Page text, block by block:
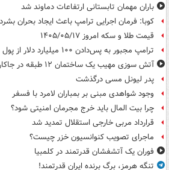
باران مهمان تابستانی ارتفاعات دماوند شد
کوبا: فرمان اجرایی ترامپ باعث ایجاد بحران
قیمت طلا و سکه امروز ۱۴۰۵/۰۵/۱۷
ترامپ مجبور به پس‌دادن ۱۰۰ میلیارد دلار از پول تعرفه‌ها شد
آتش سوزی مهیب یک ساختمان ۱۲ طبقه در جاکارتا
پدر لیونل مسی درگذشت
وجود شواهدی مبنی بر بمباران لامرد با فسفر
چرا بیت المال باید خرج مجرمان امنیتی شود؟
قرارداد مربی خارجی استقلال تمدید شد
ماجرای تصویب کنوانسیون خزر چیست؟
فوران یک آتشفشان قدرتمند در کلمبیا
تنگه هرمز، برگ برنده ایران قدرتمند!